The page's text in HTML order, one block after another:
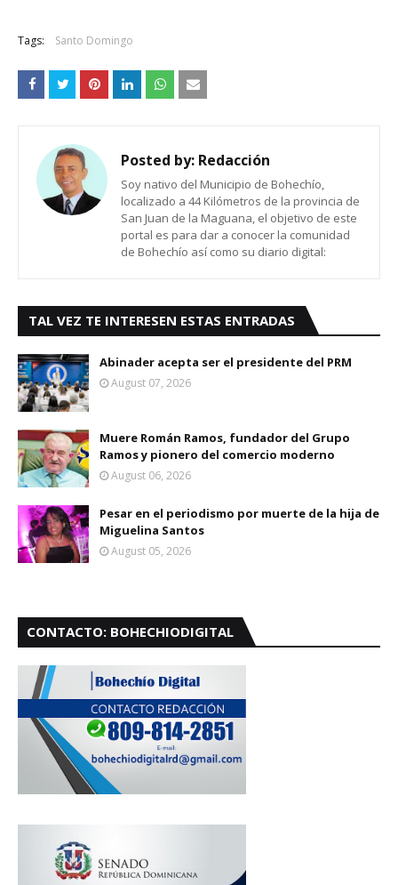
Tags: Santo Domingo
Posted by: Redacción
Soy nativo del Municipio de Bohechío,
localizado a 44 Kilómetros de la provincia de
San Juan de la Maguana, el objetivo de este
portal es para dar a conocer la comunidad
de Bohechío así como su diario digital:
TAL VEZ TE INTERESEN ESTAS ENTRADAS
Abinader acepta ser el presidente del PRM
August 07, 2026
Muere Román Ramos, fundador del Grupo
Ramos y pionero del comercio moderno
August 06, 2026
Pesar en el periodismo por muerte de la hija de
Miguelina Santos
August 05, 2026
CONTACTO: BOHECHIODIGITAL